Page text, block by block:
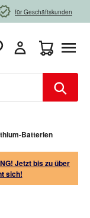
für Geschäftskunden
Batterien
Jetzt bis zu über
sich!